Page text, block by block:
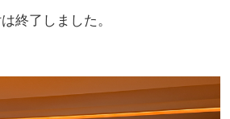
終了しました。